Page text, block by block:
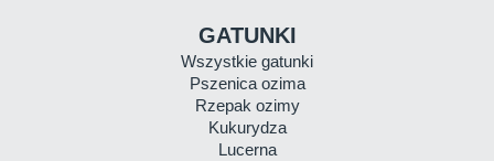
GATUNKI
Wszystkie gatunki
Pszenica ozima
Rzepak ozimy
Kukurydza
Lucerna